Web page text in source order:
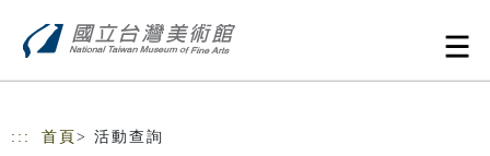
::: 首頁 > 活動查詢